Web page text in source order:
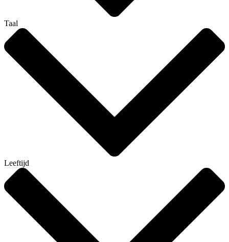
Taal
Leeftijd